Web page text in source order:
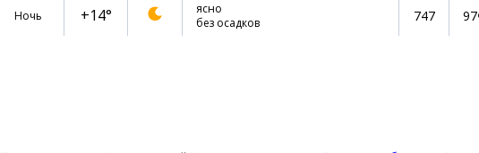
Ночь
+14°
ясно
без осадков
747 97